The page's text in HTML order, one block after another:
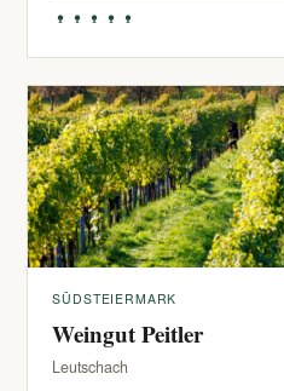
SÜDSTEIERMARK
Weingut Peitler
Leutschach